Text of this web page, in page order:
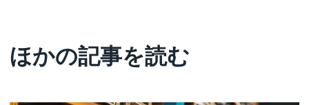
ほかの記事を読む